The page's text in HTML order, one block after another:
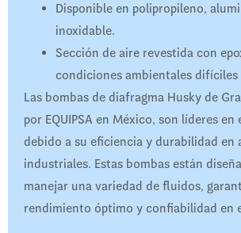
Disponible en polipropileno,
inoxidable.
Sección de aire revestida con
condiciones ambientales difíciles
Las bombas de diafragma Husky de
por EQUIPSA en México, son líderes en
debido a su eficiencia y durabilidad en
industriales. Estas bombas están
manejar una variedad de fluidos,
rendimiento óptimo y confiabilidad en